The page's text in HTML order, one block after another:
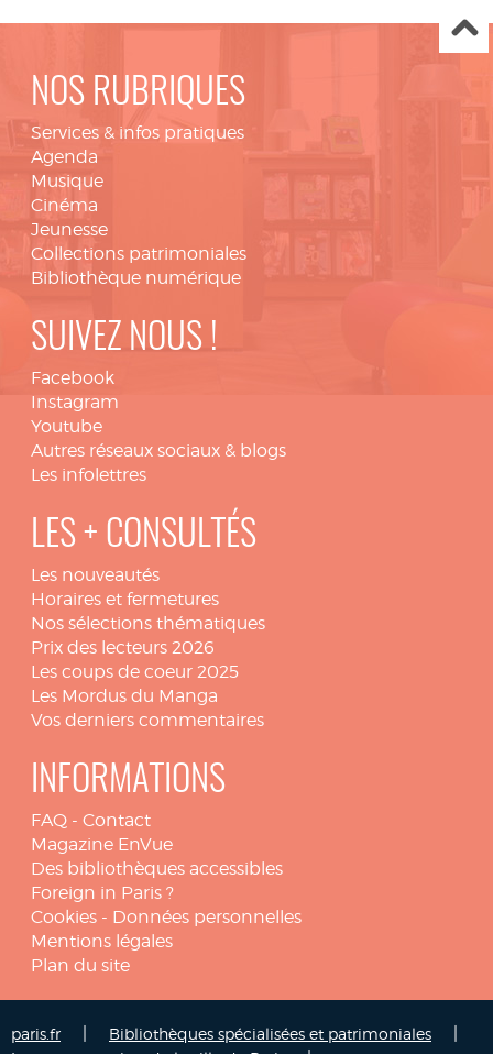
NOS RUBRIQUES
Services & infos pratiques
Agenda
Musique
Cinéma
Jeunesse
Collections patrimoniales
Bibliothèque numérique
SUIVEZ NOUS !
Facebook
Instagram
Youtube
Autres réseaux sociaux & blogs
Les infolettres
LES + CONSULTÉS
Les nouveautés
Horaires et fermetures
Nos sélections thématiques
Prix des lecteurs 2026
Les coups de coeur 2025
Les Mordus du Manga
Vos derniers commentaires
INFORMATIONS
FAQ - Contact
Magazine EnVue
Des bibliothèques accessibles
Foreign in Paris ?
Cookies - Données personnelles
Mentions légales
Plan du site
paris.fr Bibliothèques spécialisées et patrimoniales